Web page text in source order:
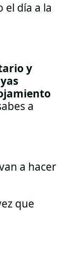
el día a la
y
a
a hacer
que